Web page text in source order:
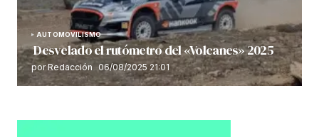
AUTOMOVILISMO
Desvelado el rutómetro del «Volcanes» 2025
por Redacción 06/08/2025 21:01